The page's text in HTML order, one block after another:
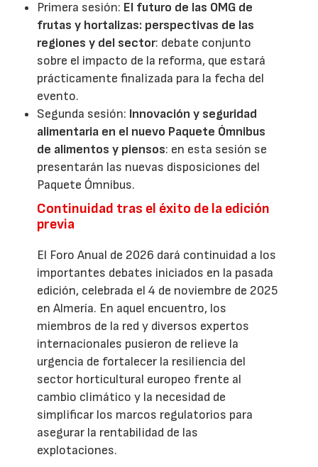
Primera sesión: El futuro de las OMG de
frutas y hortalizas: perspectivas de las
regiones y del sector: debate conjunto
sobre el impacto de la reforma, que estará
prácticamente finalizada para la fecha del
evento.
Segunda sesión: Innovación y seguridad
alimentaria en el nuevo Paquete Ómnibus
de alimentos y piensos: en esta sesión se
presentarán las nuevas disposiciones del
Paquete Ómnibus.
Continuidad tras el éxito de la edición
previa
El Foro Anual de 2026 dará continuidad a los
importantes debates iniciados en la pasada
edición, celebrada el 4 de noviembre de 2025
en Almería. En aquel encuentro, los
miembros de la red y diversos expertos
internacionales pusieron de relieve la
urgencia de fortalecer la resiliencia del
sector horticultural europeo frente al
cambio climático y la necesidad de
simplificar los marcos regulatorios para
asegurar la rentabilidad de las
explotaciones.